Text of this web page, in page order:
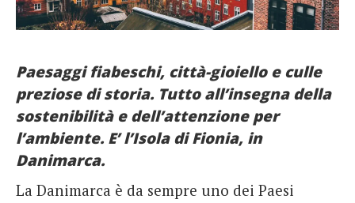
English
French
Italiano
Paesaggi fiabeschi, città-gioiello e culle
preziose di storia. Tutto all’insegna della
sostenibilità e dell’attenzione per
l’ambiente. E’ l’Isola di Fionia, in
Danimarca.
La Danimarca è da sempre uno dei Paesi